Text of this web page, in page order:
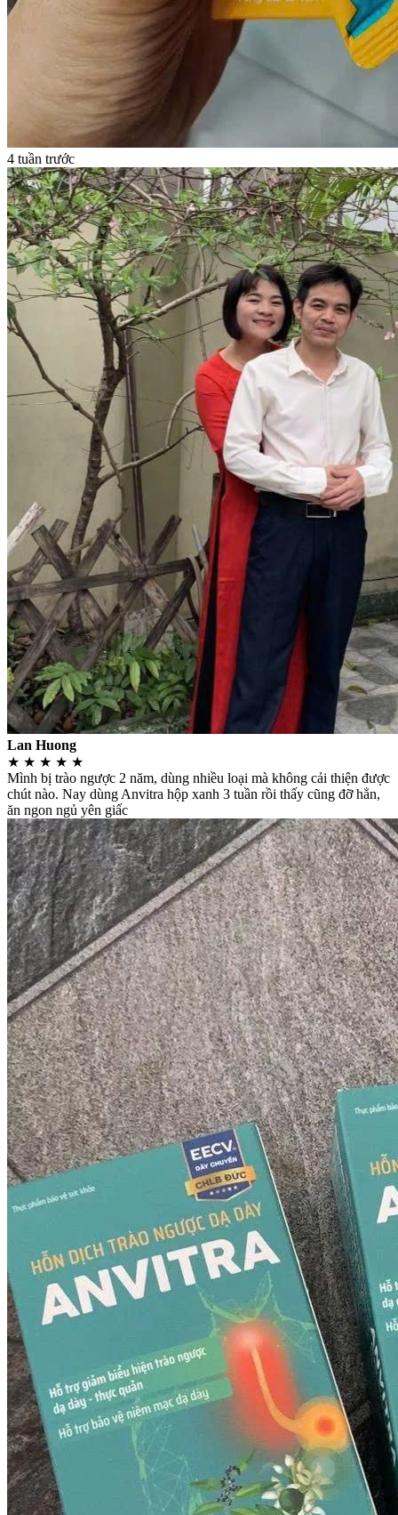
4 tuần trước
Lan Huong
★ ★ ★ ★ ★
Mình bị trào ngược 2 năm, dùng nhiều loại mà không cải thiện được
chút nào. Nay dùng Anvitra hộp xanh 3 tuần rồi thấy cũng đỡ hẳn,
ăn ngon ngủ yên giấc